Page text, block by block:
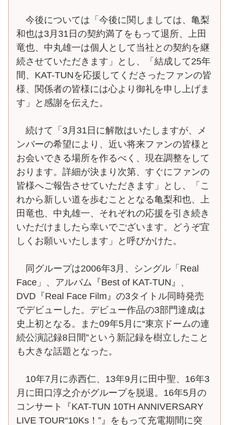
今後については「今後に関しましては、亀梨
和也は3月31日の契約満了をもって退所、上田
竜也、中丸雄一は個人として当社との契約を継
続させていただきます」とし、「結成して25年
間、KAT-TUNを応援してくださったファンの皆
様、関係者の皆様には心より御礼を申し上げま
す」と感謝を伝えた。
続けて「3月31日に解散はいたしますが、メ
ンバーの希望により、近い将来ファンの皆様と
お会いできる場所を作るべく、現在調整をして
おります。詳細が決まり次第、すぐにファンの
皆様へご報告させていただきます」とし、「こ
れから新しい道を歩むこととなる亀梨和也、上
田竜也、中丸雄一、それぞれの応援を引き続き
いただけましたら幸いでございます。どうぞ宜
しくお願いいたします」と呼びかけた。
同グループは2006年3月、シングル「Real
Face」、アルバム『Best of KAT-TUN』、
DVD『Real Face Film』の3タイトル同時発売
でデビューした。デビュー作品の3部門達成は
史上初となる。また09年5月に“東京ドームの連
続公演記録8日間”という新記録を樹立したこと
も大きな話題となった。
10年7月に赤西仁、13年9月に田中聖、16年3
月に田口淳之介がグループを脱退。16年5月の
コンサート『KAT-TUN 10TH ANNIVERSARY
LIVE TOUR“10Ks！”』をもって充電期間に突